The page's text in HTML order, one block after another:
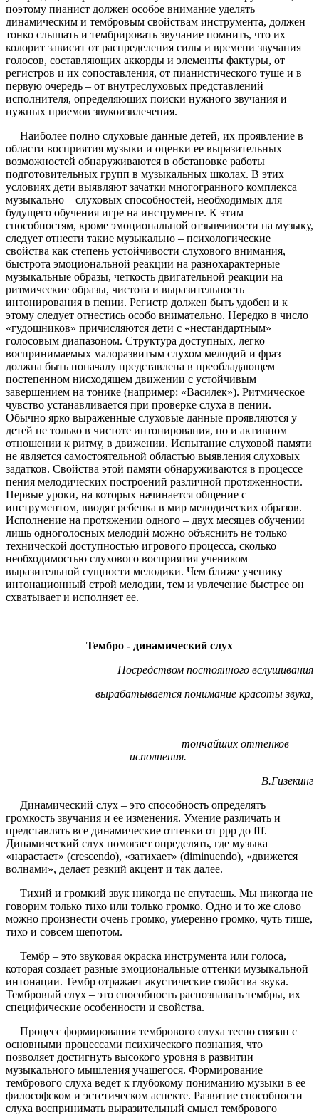
поэтому пианист должен особое внимание уделять
динамическим и тембровым свойствам инструмента, должен
тонко слышать и тембрировать звучание помнить, что их
колорит зависит от распределения силы и времени звучания
голосов, составляющих аккорды и элементы фактуры, от
регистров и их сопоставления, от пианистического туше и в
первую очередь – от внутреслуховых представлений
исполнителя, определяющих поиски нужного звучания и
нужных приемов звукоизвлечения.
Наиболее полно слуховые данные детей, их проявление в
области восприятия музыки и оценки ее выразительных
возможностей обнаруживаются в обстановке работы
подготовительных групп в музыкальных школах. В этих
условиях дети выявляют зачатки многогранного комплекса
музыкально – слуховых способностей, необходимых для
будущего обучения игре на инструменте. К этим
способностям, кроме эмоциональной отзывчивости на музыку,
следует отнести такие музыкально – психологические
свойства как степень устойчивости слухового внимания,
быстрота эмоциональной реакции на разнохарактерные
музыкальные образы, четкость двигательной реакции на
ритмические образы, чистота и выразительность
интонирования в пении. Регистр должен быть удобен и к
этому следует отнестись особо внимательно. Нередко в число
«гудошников» причисляются дети с «нестандартным»
голосовым диапазоном. Структура доступных, легко
воспринимаемых малоразвитым слухом мелодий и фраз
должна быть поначалу представлена в преобладающем
постепенном нисходящем движении с устойчивым
завершением на тонике (например: «Василек»). Ритмическое
чувство устанавливается при проверке слуха в пении.
Обычно ярко выраженные слуховые данные проявляются у
детей не только в чистоте интонирования, но и активном
отношении к ритму, в движении. Испытание слуховой памяти
не является самостоятельной областью выявления слуховых
задатков. Свойства этой памяти обнаруживаются в процессе
пения мелодических построений различной протяженности.
Первые уроки, на которых начинается общение с
инструментом, вводят ребенка в мир мелодических образов.
Исполнение на протяжении одного – двух месяцев обучении
лишь одноголосных мелодий можно объяснить не только
технической доступностью игрового процесса, сколько
необходимостью слухового восприятия учеником
выразительной сущности мелодики. Чем ближе ученику
интонационный строй мелодии, тем и увлечение быстрее он
схватывает и исполняет ее.
Тембро - динамический слух
Посредством постоянного вслушивания
вырабатывается понимание красоты звука,
тончайших оттенков
исполнения.
В.Гизекинг
Динамический слух – это способность определять
громкость звучания и ее изменения. Умение различать и
представлять все динамические оттенки от ppp до fff.
Динамический слух помогает определять, где музыка
«нарастает» (crescendo), «затихает» (diminuendo), «движется
волнами», делает резкий акцент и так далее.
Тихий и громкий звук никогда не спутаешь. Мы никогда не
говорим только тихо или только громко. Одно и то же слово
можно произнести очень громко, умеренно громко, чуть тише,
тихо и совсем шепотом.
Тембр – это звуковая окраска инструмента или голоса,
которая создает разные эмоциональные оттенки музыкальной
интонации. Тембр отражает акустические свойства звука.
Тембровый слух – это способность распознавать тембры, их
специфические особенности и свойства.
Процесс формирования тембрового слуха тесно связан с
основными процессами психического познания, что
позволяет достигнуть высокого уровня в развитии
музыкального мышления учащегося. Формирование
тембрового слуха ведет к глубокому пониманию музыки в ее
философском и эстетическом аспекте. Развитие способности
слуха воспринимать выразительный смысл тембрового